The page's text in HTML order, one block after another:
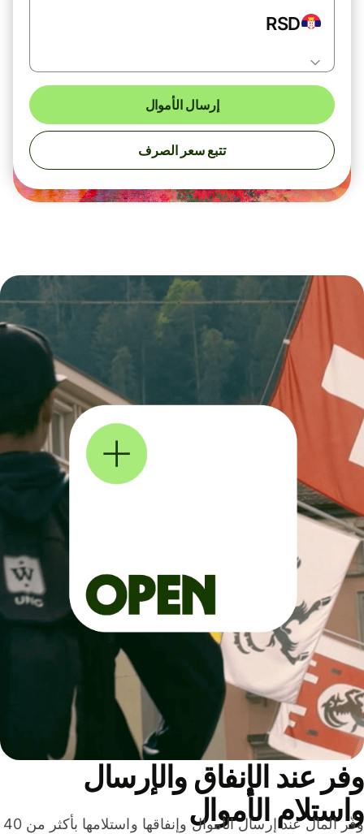
RSD
إرسال الأموال
تتبع سعر الصرف
عند الإنفاق والإرسال
الأموال
وفّر المال عند إرسال الأموال وإنفاقها واستلامها بأكثر من 40